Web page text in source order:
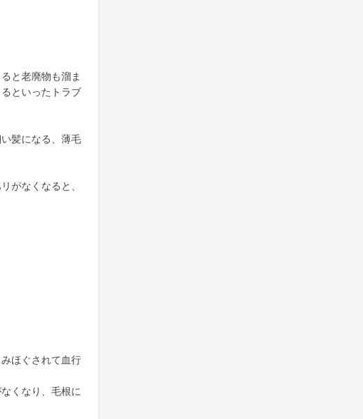
と老廃物も溜ま
といったトラブ
髪になる、薄毛
がなくなると、
ほぐされて血行
くなり、毛根に